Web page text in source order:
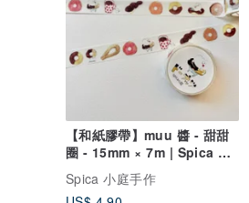
【和紙膠帶】muu 醬 - 甜甜
圈 - 15mm × 7m | Spica 小
庭手作 (SM57)
Spica 小庭手作